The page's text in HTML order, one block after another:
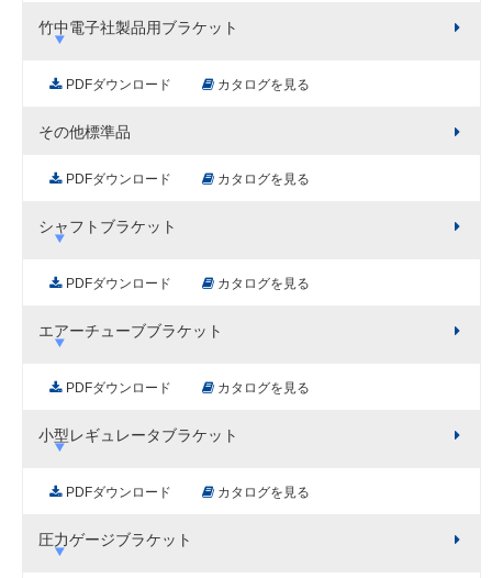
竹中電子社製品用ブラケット
PDFダウンロード カタログを見る
その他標準品
PDFダウンロード カタログを見る
シャフトブラケット
PDFダウンロード カタログを見る
エアーチューブブラケット
PDFダウンロード カタログを見る
小型レギュレータブラケット
PDFダウンロード カタログを見る
圧力ゲージブラケット